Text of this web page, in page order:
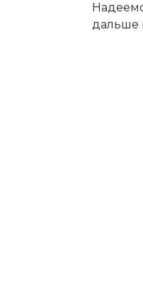
дальше